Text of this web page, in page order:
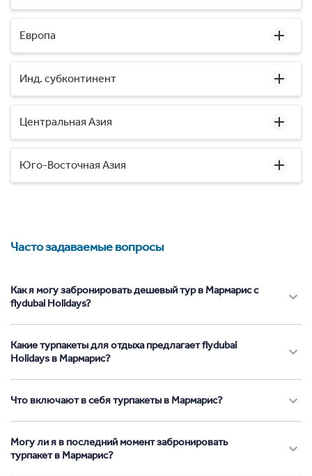
Европа
Инд. субконтинент
Центральная Азия
Юго-Восточная Азия
Часто задаваемые вопросы
Как я могу забронировать дешевый тур в Мармарис с
flydubai Holidays?
Какие турпакеты для отдыха предлагает flydubai
Holidays в Мармарис?
Что включают в себя турпакеты в Мармарис?
Могу ли я в последний момент забронировать
турпакет в Мармарис?